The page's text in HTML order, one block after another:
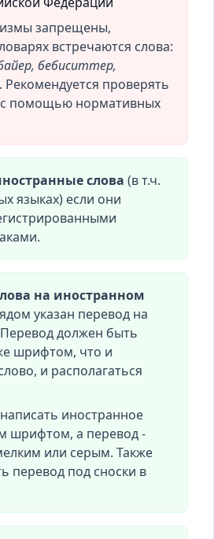
запрещены,
встречаются слова:
бебиситтер,
Рекомендуется проверять
с помощью нормативных
слова (в т.ч.
языках) если они
на иностранном
указан перевод на
Перевод должен быть
шрифтом, что и
и располагаться
иностранное
шрифтом, а перевод -
или серым. Также
перевод под сноски в